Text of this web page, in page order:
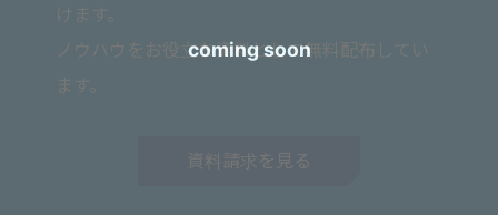
けます。
ノウハウをお役立ち資料として無料配布してい
ます。
資料請求を見る